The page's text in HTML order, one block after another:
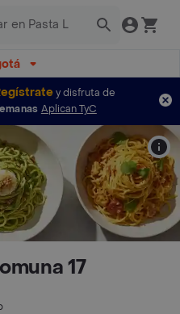
y disfruta de
Aplican TyC
17